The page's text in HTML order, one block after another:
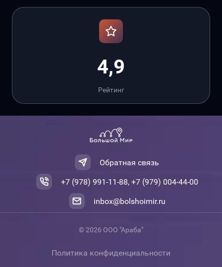
4,9
Рейтинг
Обратная связь
+7 (978) 991-11-88, +7 (979) 004-44-00
inbox@bolshoimir.ru
© 2026 ООО "Араба"
Политика конфиденциальности